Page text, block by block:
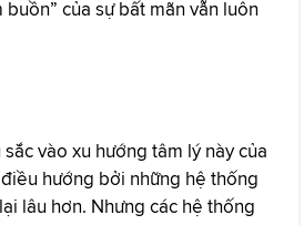
của sự bất mãn vẫn luôn
vào xu hướng tâm lý này của
hướng bởi những hệ thống
lâu hơn. Nhưng các hệ thống